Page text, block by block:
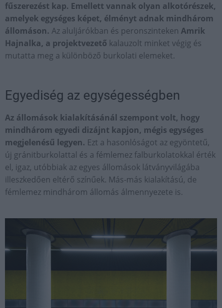
fűszerezést kap. Emellett vannak olyan alkotórészek,
amelyek egységes képet, élményt adnak mindhárom
állomáson. Az aluljárókban és peronszinteken Amrik
Hajnalka, a projektvezető kalauzolt minket végig és
mutatta meg a különböző burkolati elemeket.
Egyediség az egységességben
Az állomások kialakításánál szempont volt, hogy
mindhárom egyedi dizájnt kapjon, mégis egységes
megjelenésű legyen. Ezt a hasonlóságot az egyöntetű,
új gránitburkolattal és a fémlemez falburkolatokkal érték
el, igaz, utóbbiak az egyes állomások látványvilágába
illeszkedően eltérő színűek. Más-más kialakítású, de
fémlemez mindhárom állomás álmennyezete is.